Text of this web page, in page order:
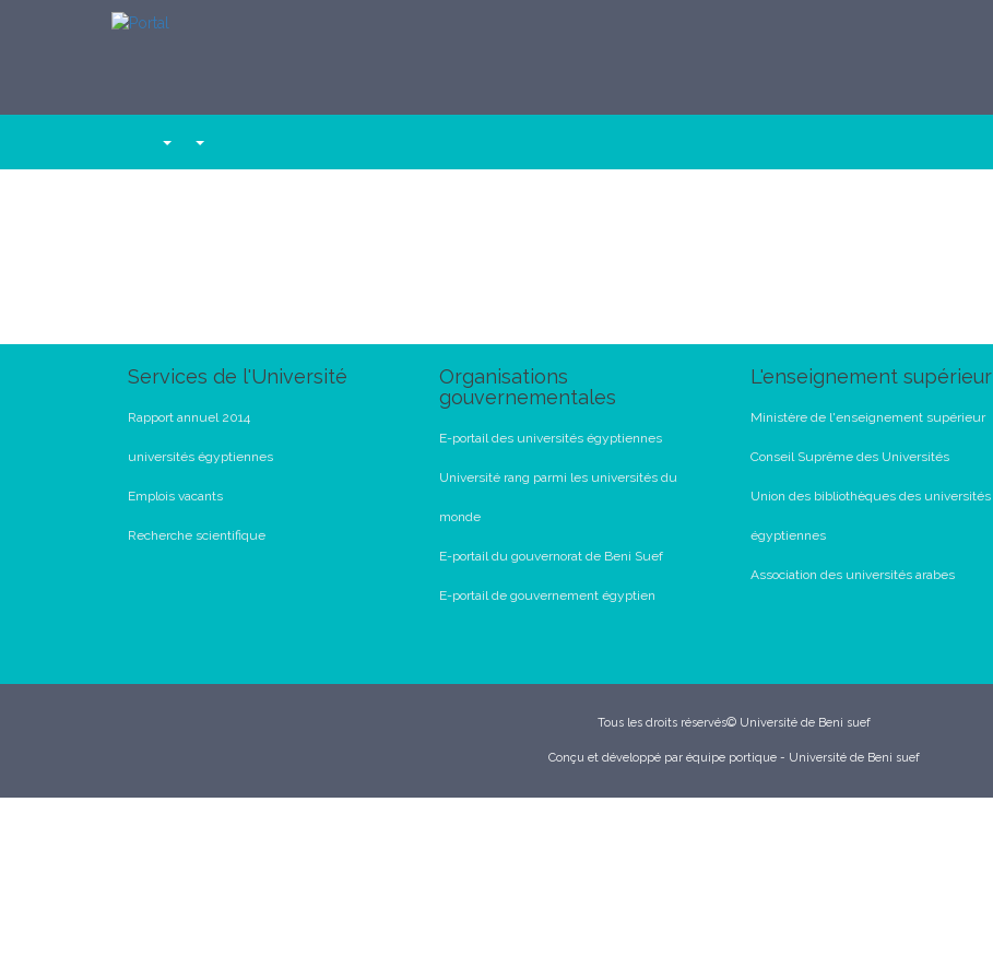
Services de l'Université
Rapport annuel 2014
universités égyptiennes
Emplois vacants
Recherche scientifique
Organisations
gouvernementales
E-portail des universités égyptiennes
Université rang parmi les universités du
monde
E-portail du gouvernorat de Beni Suef
E-portail de gouvernement égyptien
L'enseignement supérieur
Ministère de l'enseignement supérieur
Conseil Suprême des Universités
Union des bibliothèques des universités
égyptiennes
Association des universités arabes
Tous les droits réservés© Université de Beni suef
Conçu et développé par équipe portique - Université de Beni suef